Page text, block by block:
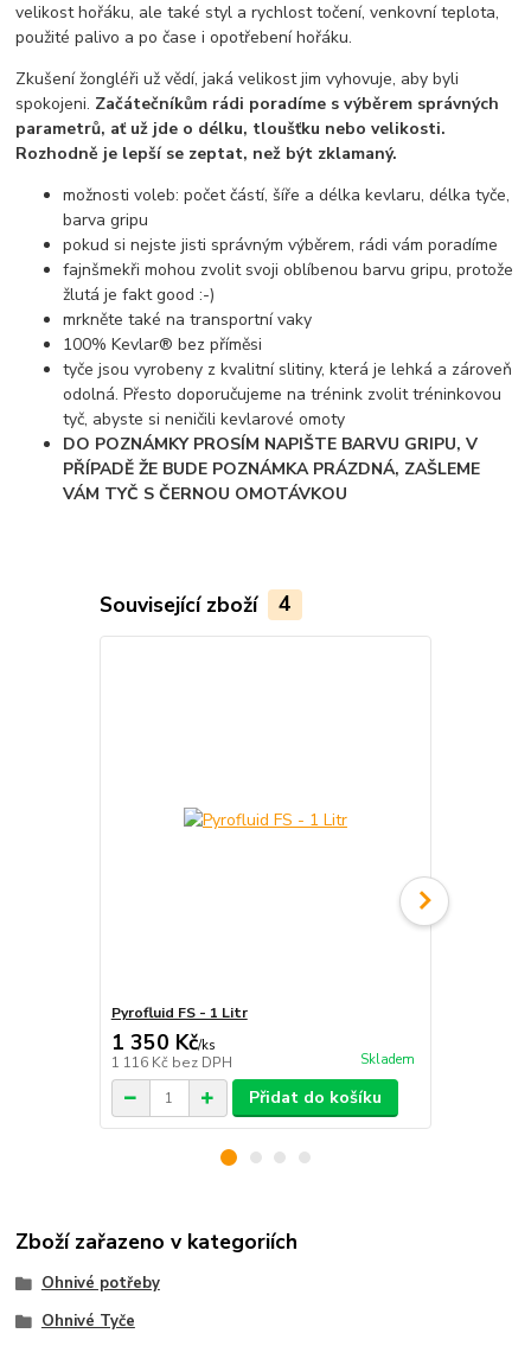
velikost hořáku, ale také styl a rychlost točení, venkovní teplota,
použité palivo a po čase i opotřebení hořáku.
Zkušení žongléři už vědí, jaká velikost jim vyhovuje, aby byli
spokojeni. Začátečníkům rádi poradíme s výběrem správných
parametrů, ať už jde o délku, tloušťku nebo velikosti.
Rozhodně je lepší se zeptat, než být zklamaný.
možnosti voleb: počet částí, šíře a délka kevlaru, délka tyče,
barva gripu
pokud si nejste jisti správným výběrem, rádi vám poradíme
fajnšmekři mohou zvolit svoji oblíbenou barvu gripu, protože
žlutá je fakt good :-)
mrkněte také na transportní vaky
100% Kevlar® bez příměsi
tyče jsou vyrobeny z kvalitní slitiny, která je lehká a zároveň
odolná. Přesto doporučujeme na trénink zvolit tréninkovou
tyč, abyste si neničili kevlarové omoty
DO POZNÁMKY PROSÍM NAPIŠTE BARVU GRIPU, V
PŘÍPADĚ ŽE BUDE POZNÁMKA PRÁZDNÁ, ZAŠLEME
VÁM TYČ S ČERNOU OMOTÁVKOU
Související zboží 4
Pyrofluid FS - 1 Litr
1 350 Kč/ks
1 116 Kč bez DPH Skladem
Přidat do košíku
Zboží zařazeno v kategoriích
Ohnivé potřeby
Ohnivé Tyče